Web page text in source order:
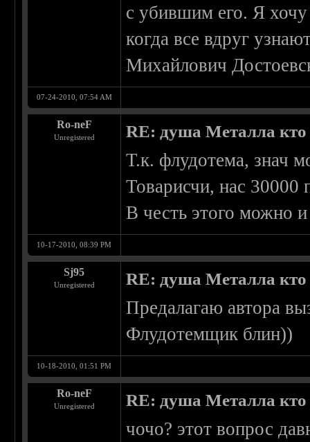
с убившим его. Я хочу
когда все вдруг
Михайлович
07-24-2010, 07:54 AM
Ro-neF
Unregistered RE: душа Металла кто
Т.к. флудотема, знач
Товарисчи, нас 30000
В честь этого можно
10-17-2010, 08:39 PM
Sj95
Unregistered RE: душа Металла кто
Предалагаю автора
Флудотемщик блин))
10-18-2010, 01:51 PM
Ro-neF
Unregistered RE: душа Металла кто
чочо? этот вопрос